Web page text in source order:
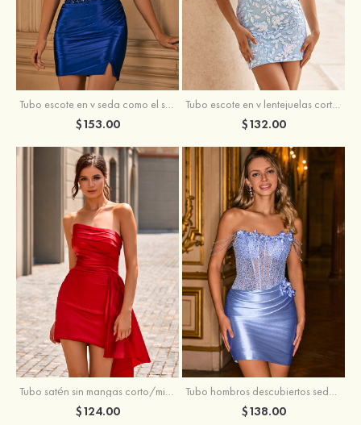
Tubo escote en v seda como el satén corto vestido para homecoming
$153.00
Tubo escote en v lentejuelas corto vestido para homecoming
$132.00
Tubo satén sin mangas corto/mini vestido para homecoming
$124.00
Tubo hombros descubiertos seda como el satén corto vestido para homecoming
$138.00